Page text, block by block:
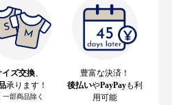
イズ交換、
承ります！
部商品除く
豊富な決済！
後払いやPayPayも利
用可能